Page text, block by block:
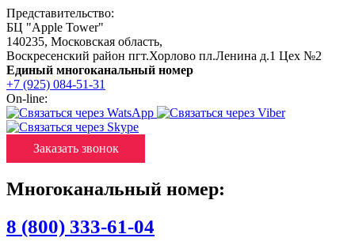
Представительство:
БЦ "Apple Tower"
140235, Московская область,
Воскресенский район пгт.Хорлово пл.Ленина д.1 Цех №2
Единый многоканальный номер
+7 (925) 084-51-31
On-line:
Заказать звонок
Многоканальный номер:
8 (800) 333-61-04